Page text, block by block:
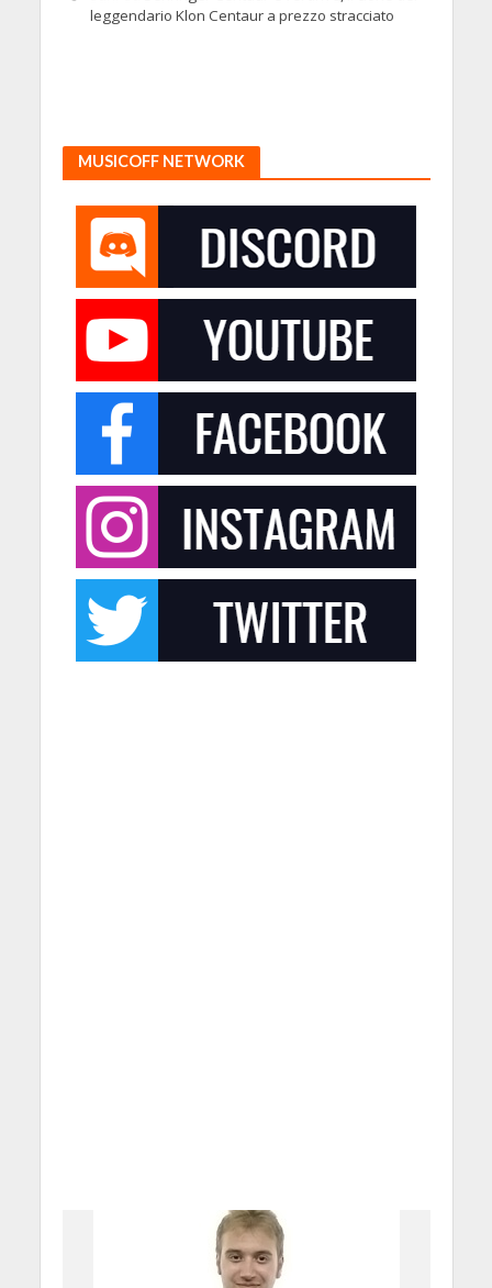
leggendario Klon Centaur a prezzo stracciato
MUSICOFF NETWORK